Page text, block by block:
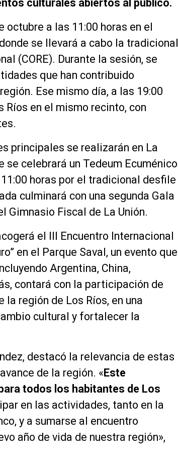
culturales abiertos al público.
octubre a las 11:00 horas en el
se llevará a cabo la tradicional
(CORE). Durante la sesión, se
que han contribuido
Ese mismo día, a las 19:00
Ríos en el mismo recinto, con
principales se realizarán en La
se celebrará un Tedeum Ecuménico
horas por el tradicional desfile
culminará con una segunda Gala
Gimnasio Fiscal de La Unión.
el III Encuentro Internacional
en el Parque Saval, un evento que
Argentina, China,
contará con la participación de
región de Los Ríos, en una
cultural y fortalecer la
destacó la relevancia de estas
de la región. «Este
todos los habitantes de Los
en las actividades, tanto en la
y a sumarse al encuentro
año de vida de nuestra región»,